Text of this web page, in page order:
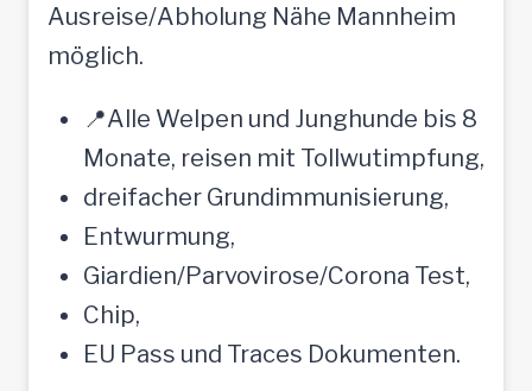
Ausreise/Abholung Nähe Mannheim
möglich.
📍Alle Welpen und Junghunde bis 8
Monate, reisen mit Tollwutimpfung,
dreifacher Grundimmunisierung,
Entwurmung,
Giardien/Parvovirose/Corona Test,
Chip,
EU Pass und Traces Dokumenten.